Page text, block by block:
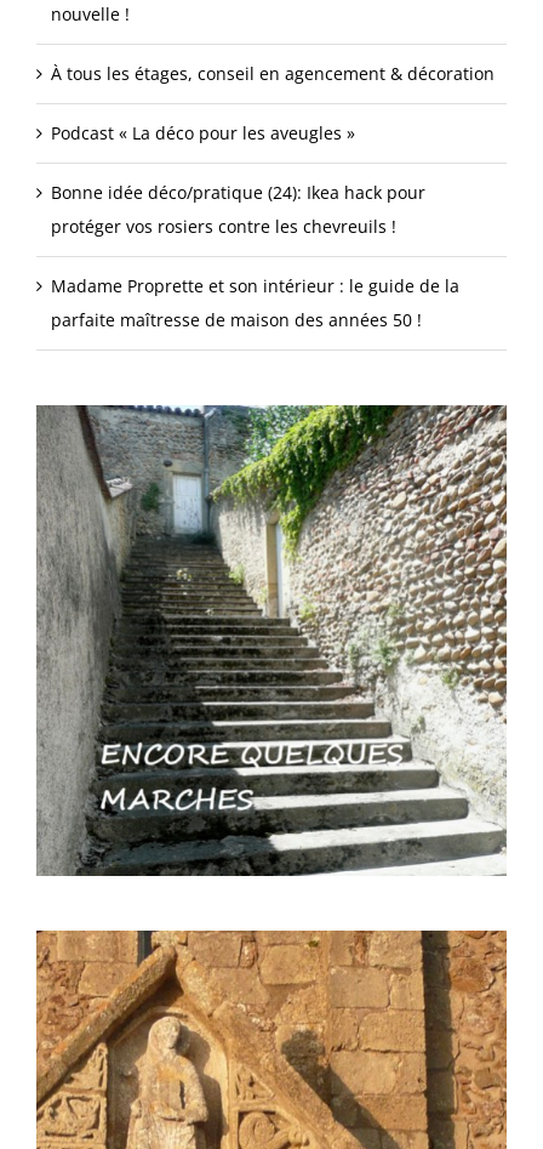
nouvelle !
À tous les étages, conseil en agencement & décoration
Podcast « La déco pour les aveugles »
Bonne idée déco/pratique (24): Ikea hack pour
protéger vos rosiers contre les chevreuils !
Madame Proprette et son intérieur : le guide de la
parfaite maîtresse de maison des années 50 !